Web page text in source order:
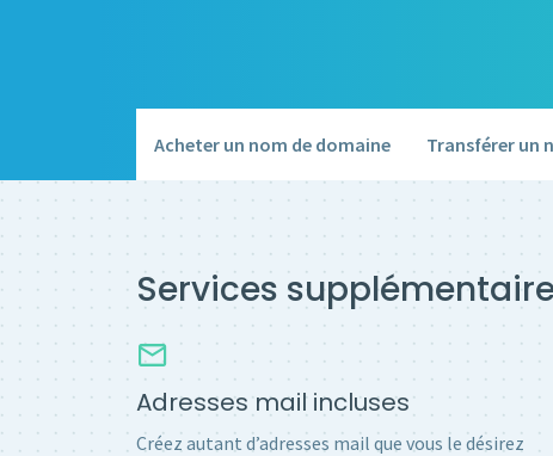
Acheter un nom de domaine Transférer un
Services
Adresses mail incluses
Créez autant d’adresses mail que vous le désirez